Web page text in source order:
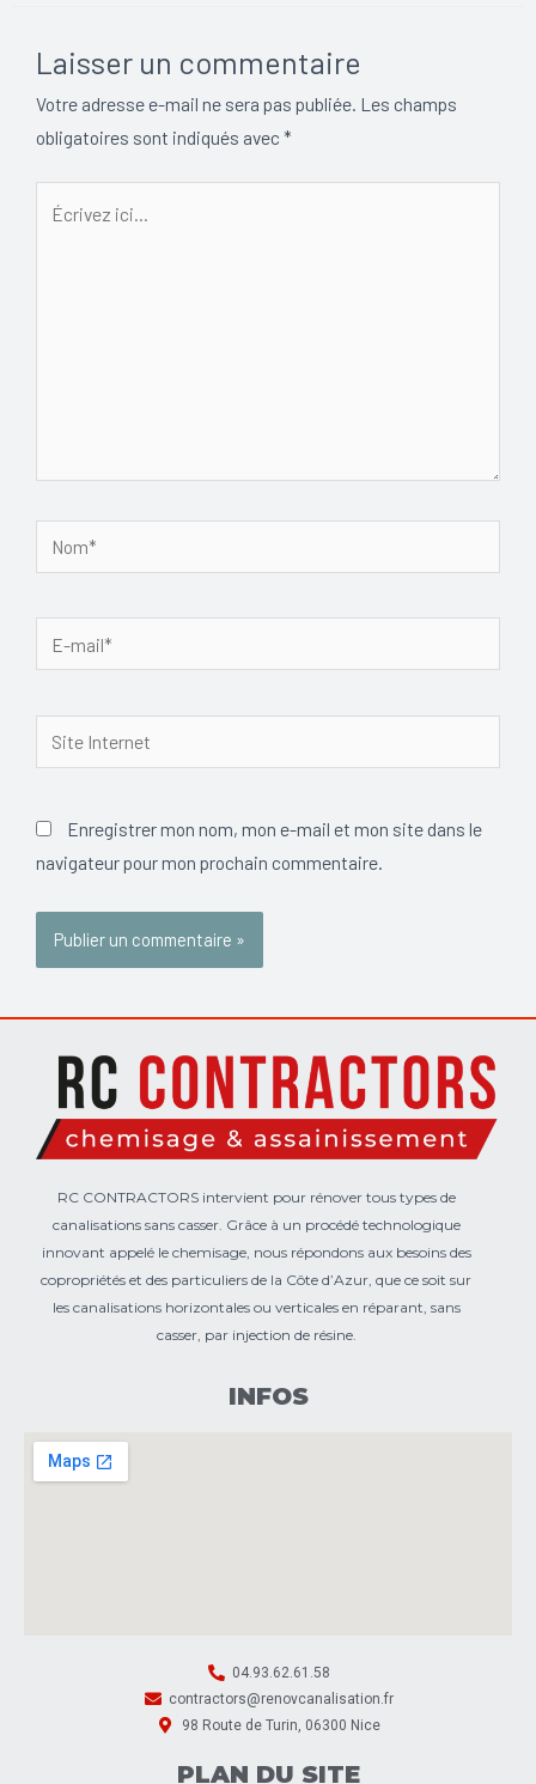
Laisser un commentaire
Votre adresse e-mail ne sera pas publiée. Les champs
obligatoires sont indiqués avec *
Nom*
mail*
Internet
Enregistrer mon nom, mon e-mail et mon site dans le
navigateur pour mon prochain commentaire.
RC CONTRACTORS intervient pour rénover tous types de
canalisations sans casser. Grâce à un procédé technologique
innovant appelé le chemisage, nous répondons aux besoins des
copropriétés et des particuliers de la Côte d’Azur, que ce soit sur
les canalisations horizontales ou verticales en réparant, sans
casser, par injection de résine.
INFOS
04.93.62.61.58
contractors@renovcanalisation.fr
98 Route de Turin, 06300 Nice
PLAN DU SITE